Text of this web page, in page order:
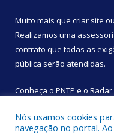
Muito mais que criar site ou
Realizamos uma
contrato que todas as
pública serão atendidas.
Conheça o PNTP e o
Nós usamos cookies
navegação no portal.